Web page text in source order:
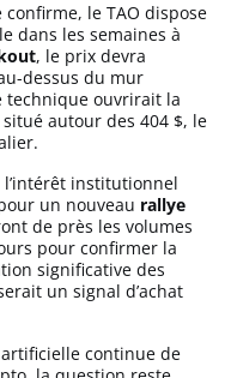
confirme, le TAO dispose
dans les semaines à
, le prix devra
dessus du mur
technique ouvrirait la
autour des 404 $, le
l’intérêt institutionnel
un nouveau rallye
de près les volumes
pour confirmer la
significative des
un signal d’achat
continue de